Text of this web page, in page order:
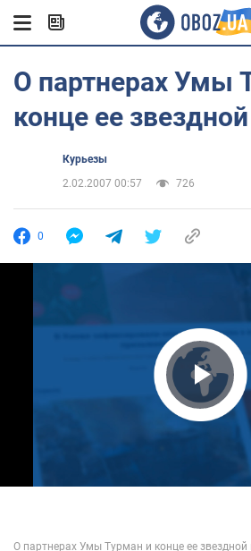
О партнерах Умы
конце ее
Курьезы
2.02.2007 00:57
726
0
Play